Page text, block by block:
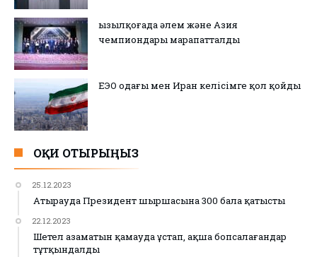
Қызылқоғада әлем және Азия
чемпиондары марапатталды
ЕЭО одағы мен Иран келісімге қол қойды
ОҚИ ОТЫРЫҢЫЗ
25.12.2023
Атырауда Президент шыршасына 300 бала қатысты
22.12.2023
Шетел азаматын қамауда ұстап, ақша бопсалағандар
тұтқындалды